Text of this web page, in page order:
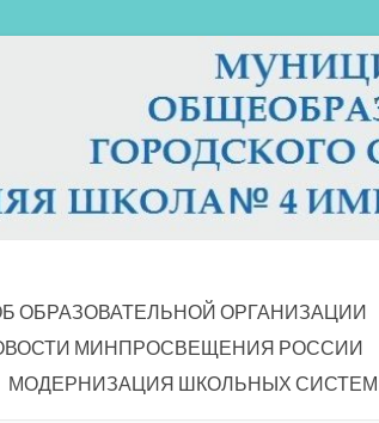
ОБРАЗОВАТЕЛЬНОЙ ОРГАНИЗАЦИИ
МИНПРОСВЕЩЕНИЯ РОССИИ
МОДЕРНИЗАЦИЯ ШКОЛЬНЫХ